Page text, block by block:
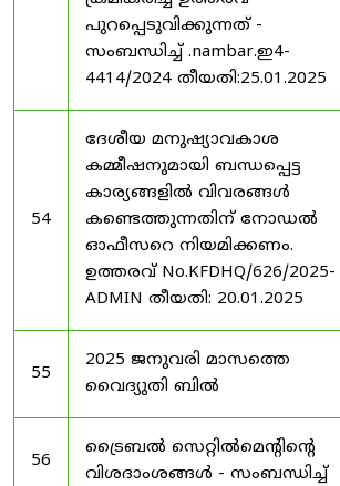
പുറപ്പെടുവിക്കുന്നത് -
സംബന്ധിച്ച് .nambar.ഇ4-
4414/2024 തീയതി:25.01.2025
54
ദേശീയ മനുഷ്യാവകാശ
കമ്മീഷനുമായി ബന്ധപ്പെട്ട
കാര്യങ്ങളിൽ വിവരങ്ങൾ
കണ്ടെത്തുന്നതിന് നോഡൽ
ഓഫീസറെ നിയമിക്കണം.
ഉത്തരവ് No.KFDHQ/626/2025-
ADMIN തീയതി: 20.01.2025
55
2025 ജനുവരി മാസത്തെ
വൈദ്യുതി ബിൽ
56
ട്രൈബൽ സെറ്റിൽമെൻ്റിൻ്റെ
വിശദാംശങ്ങൾ - സംബന്ധിച്ച്